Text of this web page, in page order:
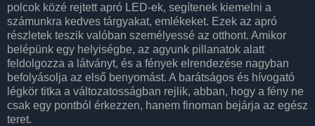
polcok közé rejtett apró LED-ek, segítenek kiemelni a
számunkra kedves tárgyakat, emlékeket. Ezek az apró
részletek teszik valóban személyessé az otthont. Amikor
belépünk egy helyiségbe, az agyunk pillanatok alatt
feldolgozza a látványt, és a fények elrendezése nagyban
befolyásolja az első benyomást. A barátságos és hívogató
légkör titka a változatosságban rejlik, abban, hogy a fény ne
csak egy pontból érkezzen, hanem finoman bejárja az egész
teret.